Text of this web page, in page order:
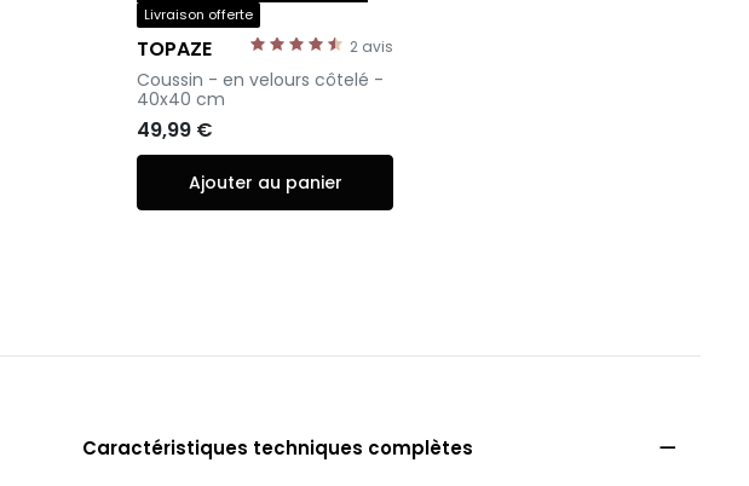
Livraison offerte
2 avis
TOPAZE
-
Coussin - en velours côtelé -
40x40 cm
49,99 €
Ajouter au panier
Caractéristiques techniques complètes 